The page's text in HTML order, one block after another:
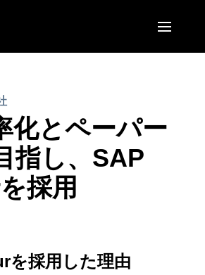
Canada (English)
Canada (Français)
México (Español)
United Kingdom (English)
France (Français)
Deutschland (Deutsch)
Nederlands (English)
ASIA PACIFIC
Australia (English)
Singapore (English)
化とペーパー
指し、SAP
採用
を採用した理由